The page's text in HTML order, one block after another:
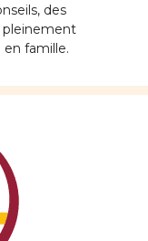
des
pleinement
famille.